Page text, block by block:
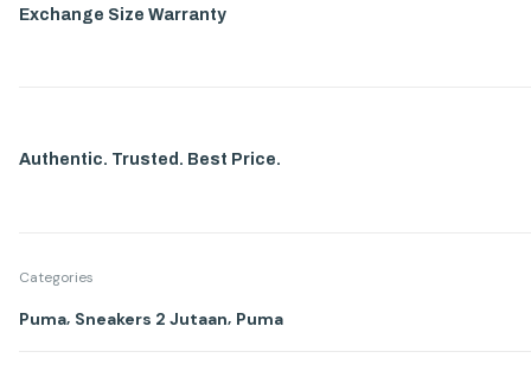
Exchange Size Warranty
Authentic. Trusted. Best Price.
Categories
Puma Sneakers 2 Jutaan Puma